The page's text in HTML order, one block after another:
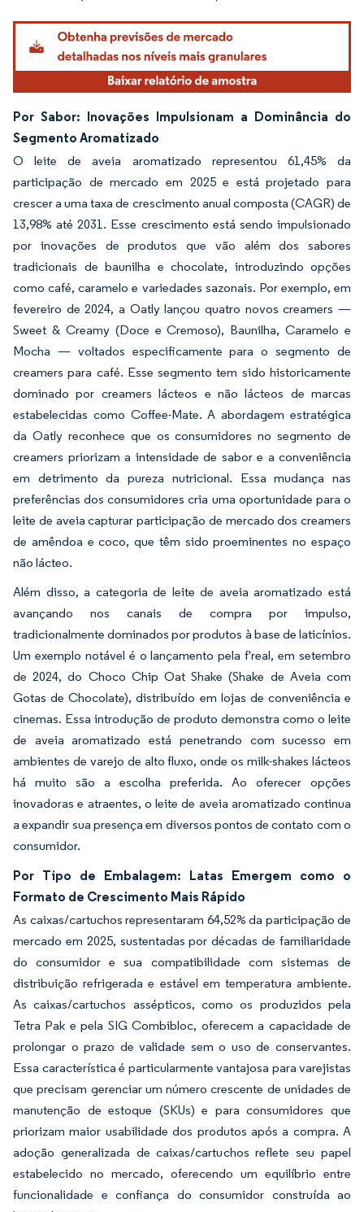
Por Sabor: Inovações Impulsionam a Dominância do
Segmento Aromatizado
O leite de aveia aromatizado representou 61,45% da
participação de mercado em 2025 e está projetado para
crescer a uma taxa de crescimento anual composta (CAGR) de
13,98% até 2031. Esse crescimento está sendo impulsionado
por inovações de produtos que vão além dos sabores
tradicionais de baunilha e chocolate, introduzindo opções
como café, caramelo e variedades sazonais. Por exemplo, em
fevereiro de 2024, a Oatly lançou quatro novos creamers —
Sweet & Creamy (Doce e Cremoso), Baunilha, Caramelo e
Mocha — voltados especificamente para o segmento de
creamers para café. Esse segmento tem sido historicamente
dominado por creamers lácteos e não lácteos de marcas
estabelecidas como Coffee-Mate. A abordagem estratégica
da Oatly reconhece que os consumidores no segmento de
creamers priorizam a intensidade de sabor e a conveniência
em detrimento da pureza nutricional. Essa mudança nas
preferências dos consumidores cria uma oportunidade para o
leite de aveia capturar participação de mercado dos creamers
de amêndoa e coco, que têm sido proeminentes no espaço
não lácteo.
Além disso, a categoria de leite de aveia aromatizado está
avançando nos canais de compra por impulso,
tradicionalmente dominados por produtos à base de laticínios.
Um exemplo notável é o lançamento pela f'real, em setembro
de 2024, do Choco Chip Oat Shake (Shake de Aveia com
Gotas de Chocolate), distribuído em lojas de conveniência e
cinemas. Essa introdução de produto demonstra como o leite
de aveia aromatizado está penetrando com sucesso em
ambientes de varejo de alto fluxo, onde os milk-shakes lácteos
há muito são a escolha preferida. Ao oferecer opções
inovadoras e atraentes, o leite de aveia aromatizado continua
a expandir sua presença em diversos pontos de contato com o
consumidor.
Por Tipo de Embalagem: Latas Emergem como o
Formato de Crescimento Mais Rápido
As caixas/cartuchos representaram 64,52% da participação de
mercado em 2025, sustentadas por décadas de familiaridade
do consumidor e sua compatibilidade com sistemas de
distribuição refrigerada e estável em temperatura ambiente.
As caixas/cartuchos assépticos, como os produzidos pela
Tetra Pak e pela SIG Combibloc, oferecem a capacidade de
prolongar o prazo de validade sem o uso de conservantes.
Essa característica é particularmente vantajosa para varejistas
que precisam gerenciar um número crescente de unidades de
manutenção de estoque (SKUs) e para consumidores que
priorizam maior usabilidade dos produtos após a compra. A
adoção generalizada de caixas/cartuchos reflete seu papel
estabelecido no mercado, oferecendo um equilíbrio entre
funcionalidade e confiança do consumidor construída ao